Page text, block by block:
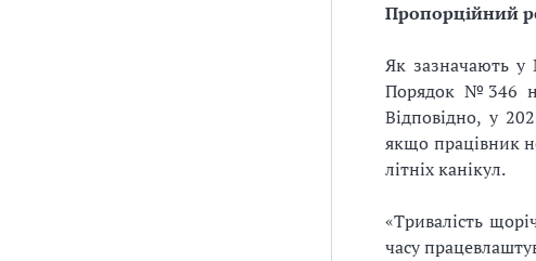
Пропорційний
Як зазначають у
Порядок №346 не
Відповідно, у
якщо працівник
літніх канікул.
«Тривалість
часу